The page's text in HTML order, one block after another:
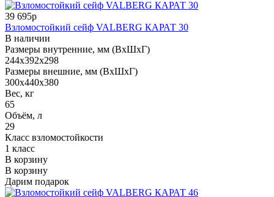
39 695р
Взломостойкий сейф VALBERG КАРАТ 30
В наличии
Размеры внутренние, мм (ВхШхГ)
244x392x298
Размеры внешние, мм (ВхШхГ)
300x440x380
Вес, кг
65
Объём, л
29
Класс взломостойкости
1 класс
В корзину
В корзину
Дарим подарок